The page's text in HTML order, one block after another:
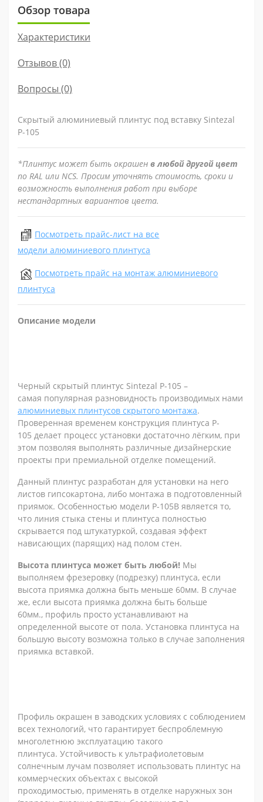
Обзор товара
Характеристики
Отзывов (0)
Вопросы (0)
Скрытый алюминиевый плинтус под вставку Sintezal
Р-105
*Плинтус может быть окрашен в любой другой цвет
по RAL или NCS. Просим уточнять стоимость, сроки и
возможность выполнения работ при выборе
нестандартных вариантов цвета.
Посмотреть прайс-лист на все
модели алюминиевого плинтуса
Посмотреть прайс на монтаж алюминиевого
плинтуса
Описание модели
Черный скрытый плинтус Sintezal P-105 –
самая популярная разновидность производимых нами
алюминиевых плинтусов скрытого монтажа.
Проверенная временем конструкция плинтуса P-
105 делает процесс установки достаточно лёгким, при
этом позволяя выполнять различные дизайнерские
проекты при премиальной отделке помещений.
Данный плинтус разработан для установки на него
листов гипсокартона, либо монтажа в подготовленный
приямок. Особенностью модели P-105B является то,
что линия стыка стены и плинтуса полностью
скрывается под штукатуркой, создавая эффект
нависающих (парящих) над полом стен.
Высота плинтуса может быть любой! Мы
выполняем фрезеровку (подрезку) плинтуса, если
высота приямка должна быть меньше 60мм. В случае
же, если высота приямка должна быть больше
60мм., профиль просто устанавливают на
определенной высоте от пола. Установка плинтуса на
большую высоту возможна только в случае заполнения
приямка вставкой.
Профиль окрашен в заводских условиях с соблюдением
всех технологий, что гарантирует беспроблемную
многолетнюю эксплуатацию такого
плинтуса. Устойчивость к ультрафиолетовым
солнечным лучам позволяет использовать плинтус на
коммерческих объектах с высокой
проходимостью, применять в отделке наружных зон